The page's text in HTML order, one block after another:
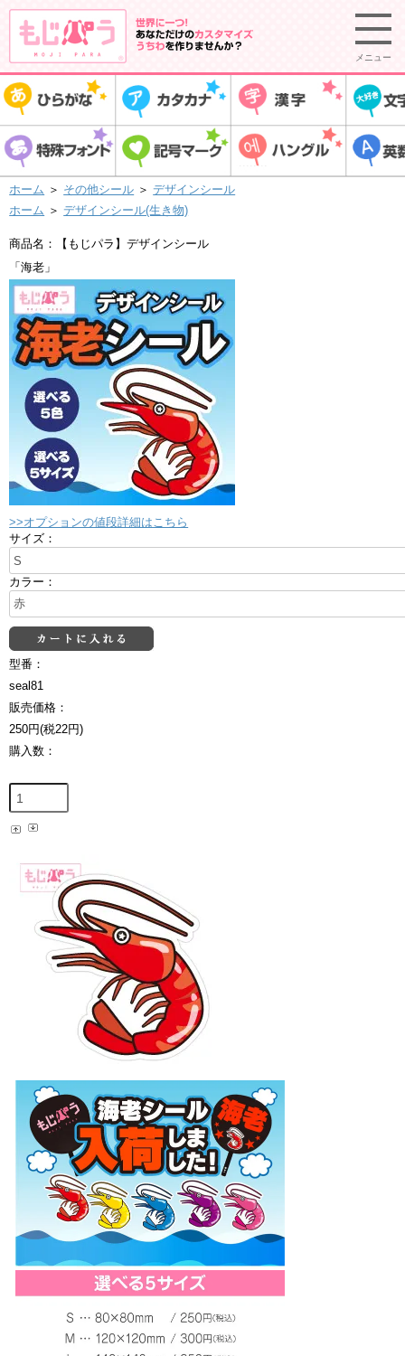
メニュー
ホーム ＞ その他シール ＞ デザインシール
ホーム ＞ デザインシール(生き物)
商品名：【もじパラ】デザインシール
「海老」
>>オプションの値段詳細はこちら
サイズ：
カラー：
型番：
seal81
販売価格：
250円(税22円)
購入数：